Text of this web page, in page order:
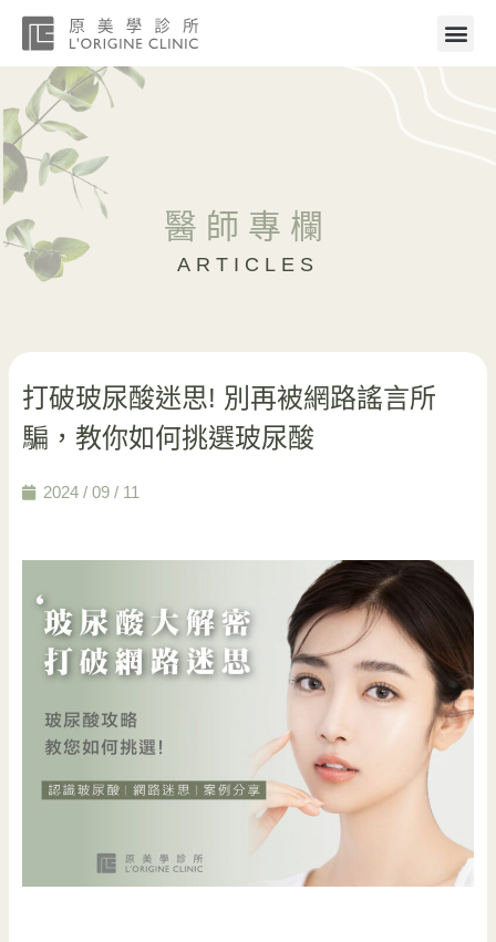
醫師專欄
ARTICLES
打破玻尿酸迷思! 別再被網路謠言所
騙，教你如何挑選玻尿酸
2024 / 09 / 11